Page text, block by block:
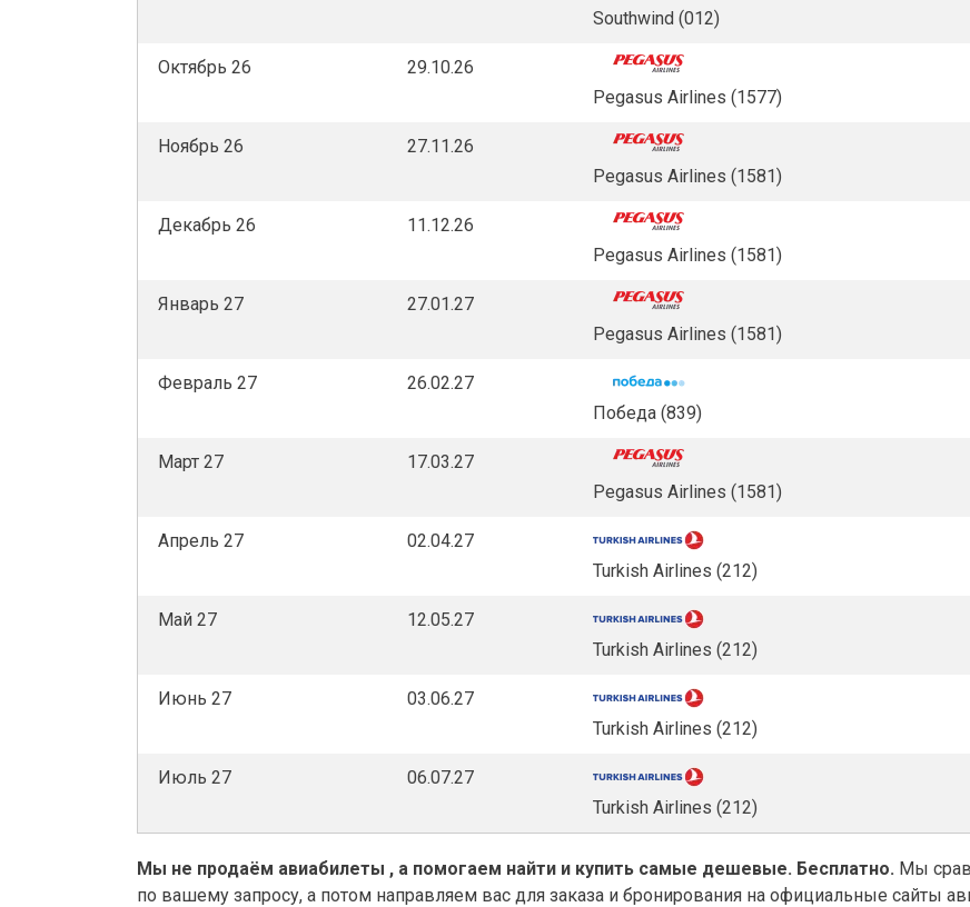
Southwind (012)
Октябрь 26
29.10.26
Pegasus Airlines (1577)
Ноябрь 26
27.11.26
Pegasus Airlines (1581)
Декабрь 26
11.12.26
Pegasus Airlines (1581)
Январь 27
27.01.27
Pegasus Airlines (1581)
Февраль 27
26.02.27
Победа (839)
Март 27
17.03.27
Pegasus Airlines (1581)
Апрель 27
02.04.27
Turkish Airlines (212)
Май 27
12.05.27
Turkish Airlines (212)
Июнь 27
03.06.27
Turkish Airlines (212)
Июль 27
06.07.27
Turkish Airlines (212)
Мы не продаём авиабилеты , а помогаем найти и купить самые дешевые. Бесплатно. Мы
по вашему запросу, а потом направляем вас для заказа и бронирования на официальные сайты